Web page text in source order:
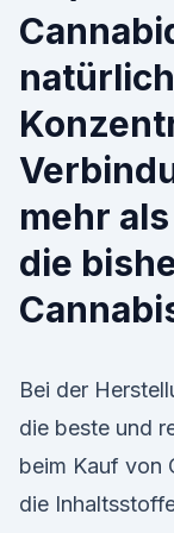
mehr
die
Bei der
die beste und
beim Kauf von
die